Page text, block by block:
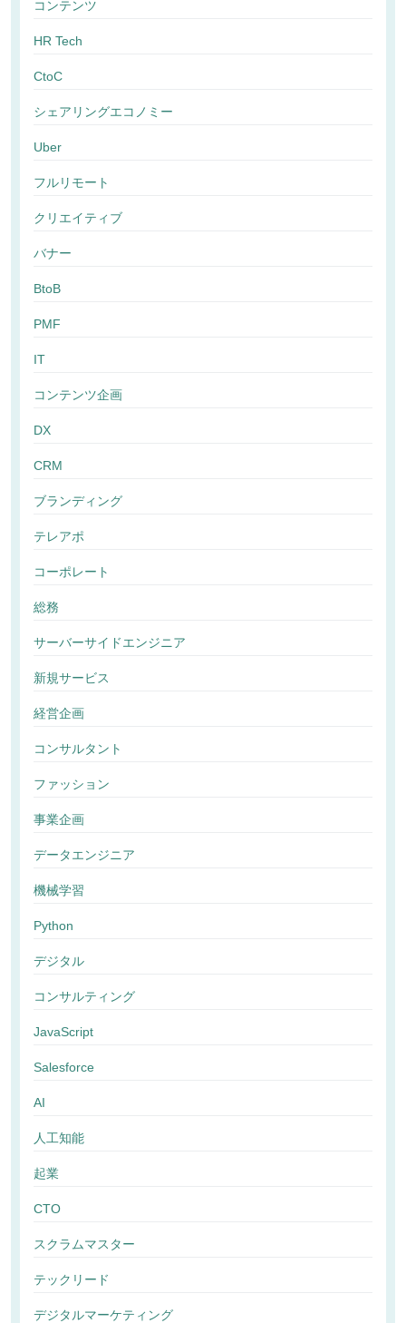
コンテンツ
HR Tech
CtoC
シェアリングエコノミー
Uber
フルリモート
クリエイティブ
バナー
BtoB
PMF
IT
コンテンツ企画
DX
CRM
ブランディング
テレアポ
コーポレート
総務
サーバーサイドエンジニア
新規サービス
経営企画
コンサルタント
ファッション
事業企画
データエンジニア
機械学習
Python
デジタル
コンサルティング
JavaScript
Salesforce
AI
人工知能
起業
CTO
スクラムマスター
テックリード
デジタルマーケティング